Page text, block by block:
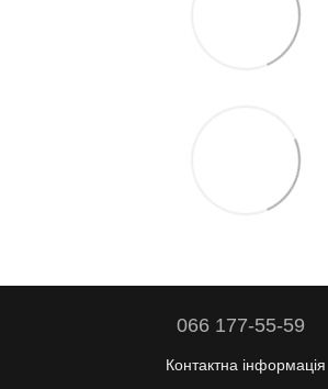
066 177-55-59
Контактна інформація